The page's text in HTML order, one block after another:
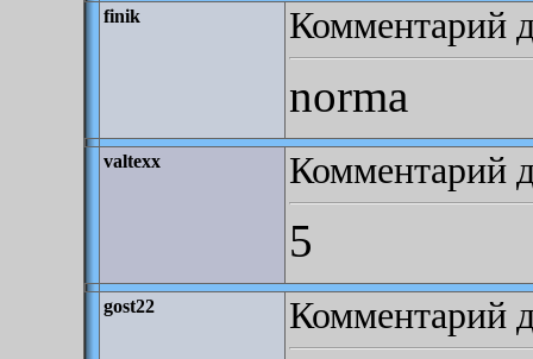
finik Комментарий
norma
valtexx Комментарий
5
gost22 Комментарий